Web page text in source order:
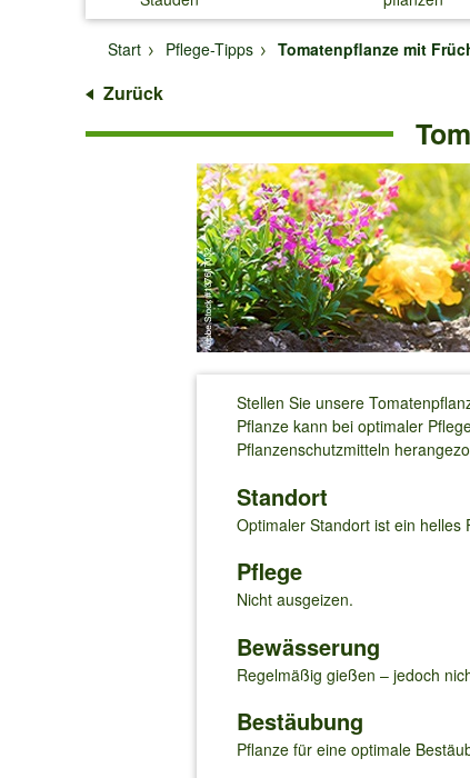
↓
↓
↓
Start
Pflege-Tipps Tomatenpflanze mit
Zurück
Stellen Sie unsere
Pflanze kann bei optimaler
Pflanzenschutzmitteln
Standort
Optimaler Standort ist ein
Pflege
Nicht ausgeizen.
Bewässerung
Regelmäßig gießen – jedoch
Bestäubung
Pflanze für eine optimale